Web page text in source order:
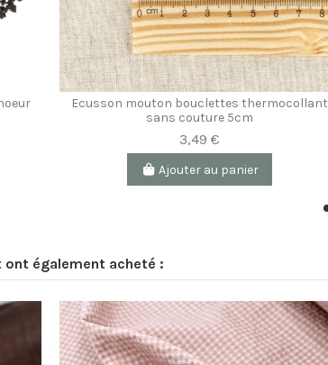
Ecusson mouton bouclettes thermocollant
sans couture 5cm
3,49 €
Ajouter au panier
également acheté :